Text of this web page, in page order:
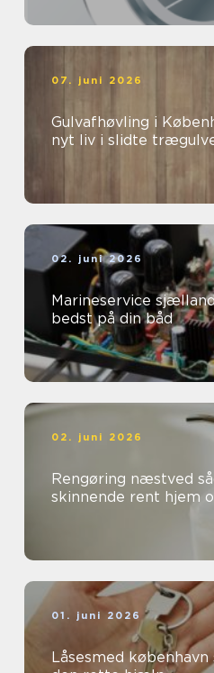
07. juni 2026
Gulvafhøvling i
nyt liv i slidte
02. juni 2026
Marineservice sjælland sådan passer
bedst på din båd
02. juni 2026
Rengøring næstved sådan får du et
skinnende rent hjem
01. juni 2026
Låsesmed københavn sådan vælger du